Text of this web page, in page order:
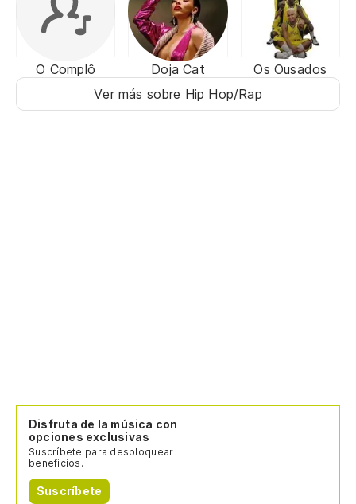
O Complô Doja Cat
Os Ousados
Ver más sobre Hip Hop/Rap
Disfruta de la música con
opciones exclusivas
Suscríbete para desbloquear
beneficios.
Suscríbete